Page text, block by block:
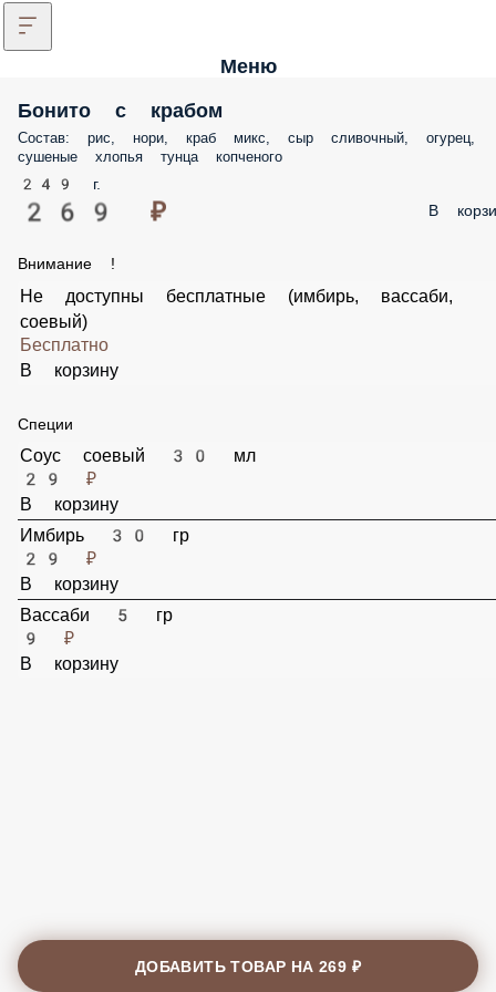
Меню
Бонито с крабом
Состав: рис, нори, краб микс, сыр сливочный, огурец,
сушеные хлопья тунца копченого
249 г.
269 ₽ В
Внимание !
Не доступны бесплатные (имбирь, вассаби,
соевый)
Бесплатно
В корзину
Специи
Соус соевый 30 мл
29 ₽
В корзину
Имбирь 30 гр
29 ₽
В корзину
Вассаби 5 гр
ДОБАВИТЬ ТОВАР НА269 ₽